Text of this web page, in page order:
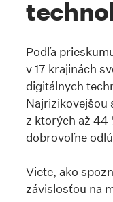
Podľa
v 17 krajinách
digitálnych
Najrizikovejšou
z ktorých až 44
dobrovoľne
Viete, ako
závislosťou na